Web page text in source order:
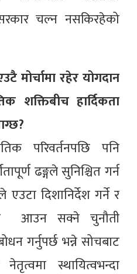
चल्न नसकिरहेको
मोर्चामा रहेर योगदान
शक्तिबीच हार्दिकता
परिवर्तनपछि पनि
ढङ्गले सुनिश्चित गर्न
दिशानिर्देश गर्ने र
आउन सक्ने चुनौती
गर्नुपर्छ भन्ने सोचबाट
स्थायित्वभन्दा